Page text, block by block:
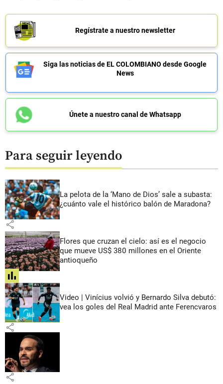
Regístrate a nuestro newsletter
Siga las noticias de EL COLOMBIANO desde Google
News
Únete a nuestro canal de Whatsapp
Para seguir leyendo
La pelota de la ‘Mano de Dios’ sale a subasta:
¿cuánto vale el histórico balón de Maradona?
share
Flores que cruzan el cielo: así es el negocio
que mueve US$ 380 millones en el Oriente
antioqueño
share
Video | Vinícius volvió y Bernardo Silva debutó:
vea los goles del Real Madrid ante Ferencvaros
share
share